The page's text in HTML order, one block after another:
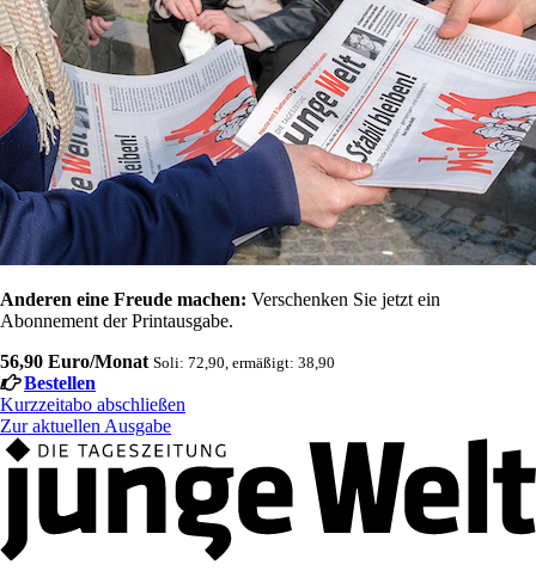
Anderen eine Freude machen: Verschenken Sie jetzt ein
Abonnement der Printausgabe.
56,90 Euro/Monat Soli: 72,90, ermäßigt: 38,90
Bestellen
Kurzzeitabo abschließen
Zur aktuellen Ausgabe